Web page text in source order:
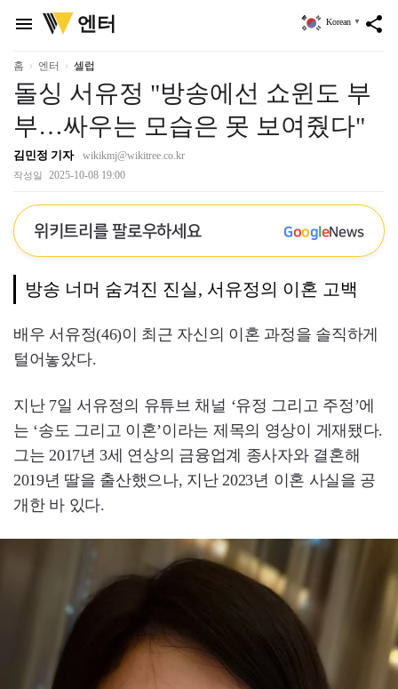
menu
위
키
리
엔터 share
Korean ▼
홈 엔터 셀럽
돌싱 서유정 "방송에선 쇼윈도 부
부…싸우는 모습은 못 보여줬다"
김민정 기자 wikikmj@wikitree.co.kr
작성일 2025-10-08 19:00
위키트리를 팔로우하세요 GoogleNews
방송 너머 숨겨진 진실, 서유정의 이혼 고백
배우 서유정(46)이 최근 자신의 이혼 과정을 솔직하게
털어놓았다.
지난 7일 서유정의 유튜브 채널 ‘유정 그리고 주정’에
는 ‘송도 그리고 이혼’이라는 제목의 영상이 게재됐다.
그는 2017년 3세 연상의 금융업계 종사자와 결혼해
2019년 딸을 출산했으나, 지난 2023년 이혼 사실을 공
개한 바 있다.